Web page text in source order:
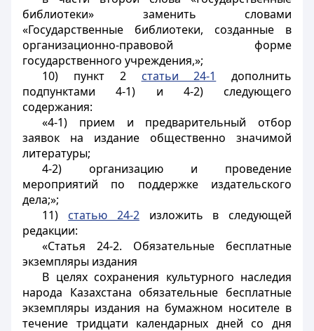
библиотеки» заменить словами
«Государственные библиотеки, созданные в
организационно-правовой форме
государственного учреждения,»;
10) пункт 2 статьи 24-1
дополнить
подпунктами 4-1) и 4-2) следующего
содержания:
«4-1) прием и предварительный отбор
заявок на издание общественно значимой
литературы;
4-2) организацию и проведение
мероприятий по поддержке издательского
дела;»;
11) статью 24-2изложить в следующей
редакции:
«Статья 24-2. Обязательные бесплатные
экземпляры издания
В целях сохранения культурного наследия
народа Казахстана обязательные бесплатные
экземпляры издания на бумажном носителе в
течение тридцати календарных дней со дня